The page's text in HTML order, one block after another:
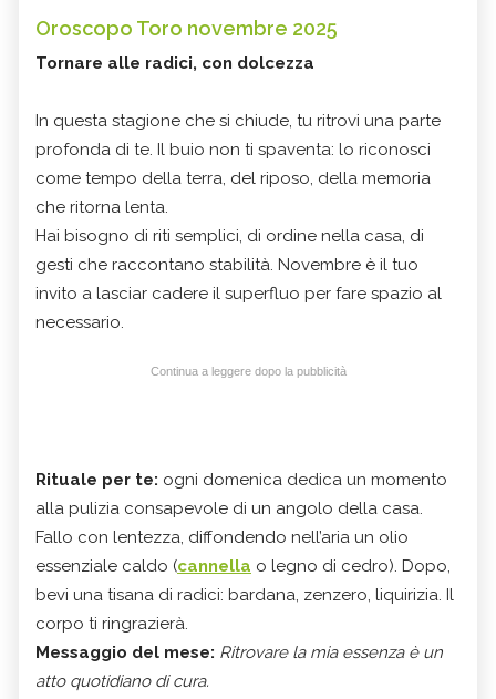
Oroscopo Toro novembre 2025
Tornare alle radici, con dolcezza
In questa stagione che si chiude, tu ritrovi una parte
profonda di te. Il buio non ti spaventa: lo riconosci
come tempo della terra, del riposo, della memoria
che ritorna lenta.
Hai bisogno di riti semplici, di ordine nella casa, di
gesti che raccontano stabilità. Novembre è il tuo
invito a lasciar cadere il superfluo per fare spazio al
necessario.
Continua a leggere dopo la pubblicità
Rituale per te: ogni domenica dedica un momento
alla pulizia consapevole di un angolo della casa.
Fallo con lentezza, diffondendo nell’aria un olio
essenziale caldo (cannella o legno di cedro). Dopo,
bevi una tisana di radici: bardana, zenzero, liquirizia. Il
corpo ti ringrazierà.
Messaggio del mese: Ritrovare la mia essenza è un
atto quotidiano di cura.